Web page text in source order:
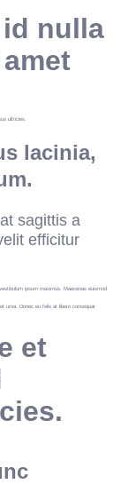
nulla
ultricies.
lacinia,
sagittis a
efficitur
ipsum maximus. Maecenas euismod
urna. Donec eu felis at libero consequat
et